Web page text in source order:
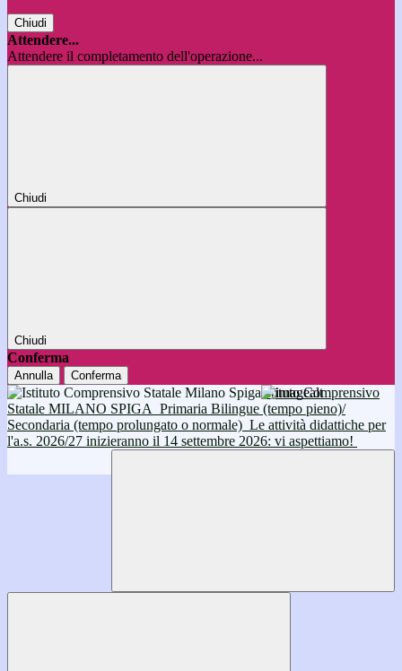
Chiudi
Attendere...
Attendere il completamento dell'operazione...
Chiudi
Chiudi
Conferma
Annulla Conferma
Istituto Comprensivo
Statale MILANO SPIGA Primaria Bilingue (tempo pieno)/
Secondaria (tempo prolungato o normale) Le attività didattiche per
l'a.s. 2026/27 inizieranno il 14 settembre 2026: vi aspettiamo!